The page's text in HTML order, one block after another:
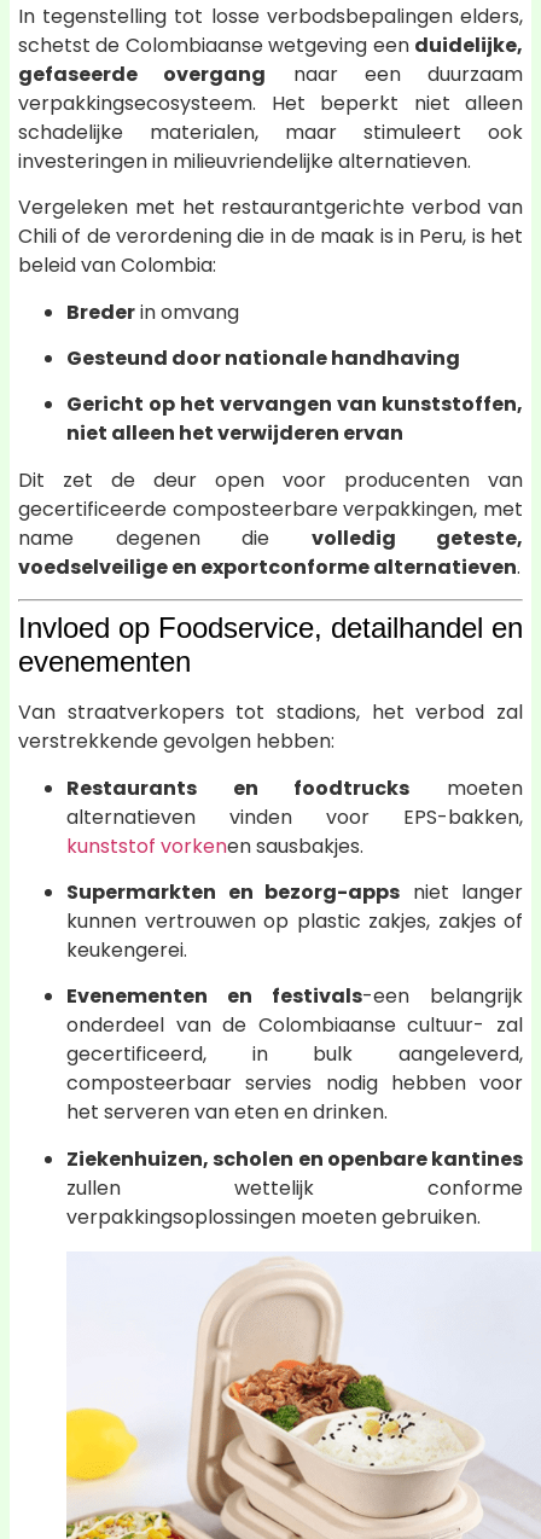
In tegenstelling tot losse verbodsbepalingen elders,
schetst de Colombiaanse wetgeving een duidelijke,
gefaseerde overgang naar een duurzaam
verpakkingsecosysteem. Het beperkt niet alleen
schadelijke materialen, maar stimuleert ook
investeringen in milieuvriendelijke alternatieven.
Vergeleken met het restaurantgerichte verbod van
Chili of de verordening die in de maak is in Peru, is het
beleid van Colombia:
Brederin omvang
Gesteund door nationale handhaving
Gericht op het vervangen van kunststoffen,
niet alleen het verwijderen ervan
Dit zet de deur open voor producenten van
gecertificeerde composteerbare verpakkingen, met
name degenen die volledig geteste,
voedselveilige en exportconforme alternatieven.
Invloed op Foodservice, detailhandel en
evenementen
Van straatverkopers tot stadions, het verbod zal
verstrekkende gevolgen hebben:
Restaurants en foodtrucks moeten
alternatieven vinden voor EPS-bakken,
kunststof vorkenen sausbakjes.
Supermarkten en bezorg-apps niet langer
kunnen vertrouwen op plastic zakjes, zakjes of
keukengerei.
Evenementen en festivals-een belangrijk
onderdeel van de Colombiaanse cultuur- zal
gecertificeerd, in bulk aangeleverd,
composteerbaar servies nodig hebben voor
het serveren van eten en drinken.
Ziekenhuizen, scholen en openbare kantines
zullen wettelijk conforme
verpakkingsoplossingen moeten gebruiken.